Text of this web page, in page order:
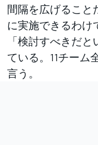
間隔を広げること
に実施できるわけ
「検討すべきだ
ている。11チーム
言う。